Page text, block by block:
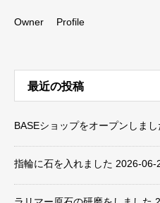
Owner Profile
最近の投稿
BASEショップをオープンしまし
指輪に石を入れました 2026-06-